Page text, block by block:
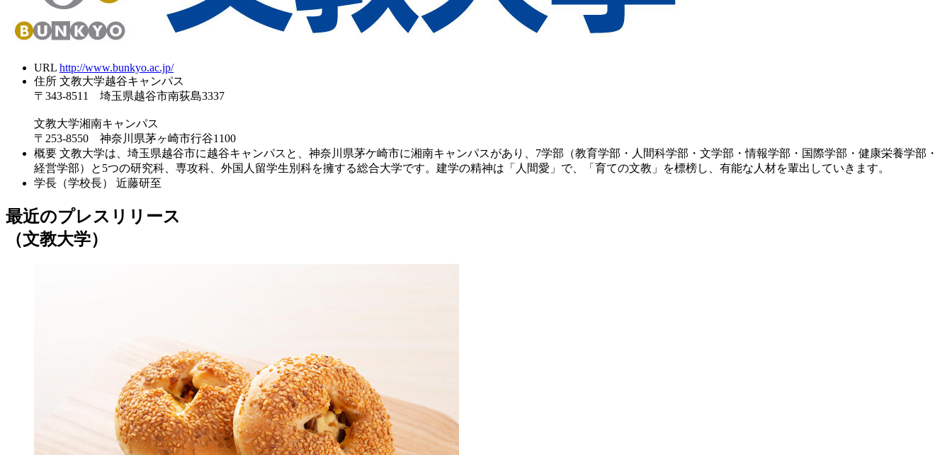
URL http://www.bunkyo.ac.jp/
住所 文教大学越谷キャンパス
〒343-8511 埼玉県越谷市南荻島3337
文教大学湘南キャンパス
〒253-8550 神奈川県茅ヶ崎市行谷1100
概要 文教大学は、埼玉県越谷市に越谷キャンパスと、神奈川県茅ケ崎市に湘南キャンパスがあり、7学部（教育学部・人間科学部・文学部・情報学部・国際学部・健康栄養学部・
経営学部）と5つの研究科、専攻科、外国人留学生別科を擁する総合大学です。建学の精神は「人間愛」で、「育ての文教」を標榜し、有能な人材を輩出していきます。
学長（学校長）
近藤研至
最近のプレスリリース
（文教大学）